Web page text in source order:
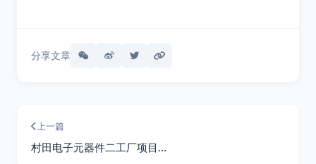
分享文章
上一篇
村田电子元器件二工厂项目…